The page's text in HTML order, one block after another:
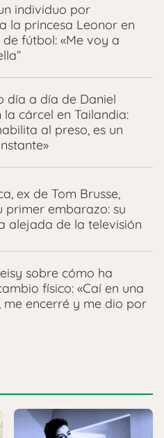
individuo por
la princesa Leonor en
fútbol: «Me voy a
día a día de Daniel
la cárcel en Tailandia:
al preso, es un
ex de Tom Brusse,
primer embarazo: su
alejada de la televisión
sobre cómo ha
físico: «Caí en una
me encerré y me dio por